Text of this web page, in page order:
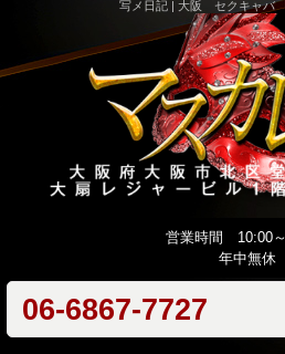
写メ日記 | 大阪 セクキャバ
営業時間 10:00
年中無休
06-6867-7727